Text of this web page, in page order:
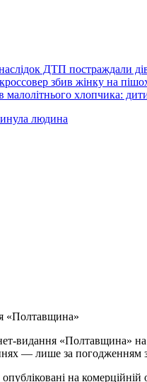
ДТП постраждали
збив жінку на
малолітнього хлопчика:
людина
«Полтавщина»
видання «Полтавщина»
— лише за погодженням
опубліковані на комерційній